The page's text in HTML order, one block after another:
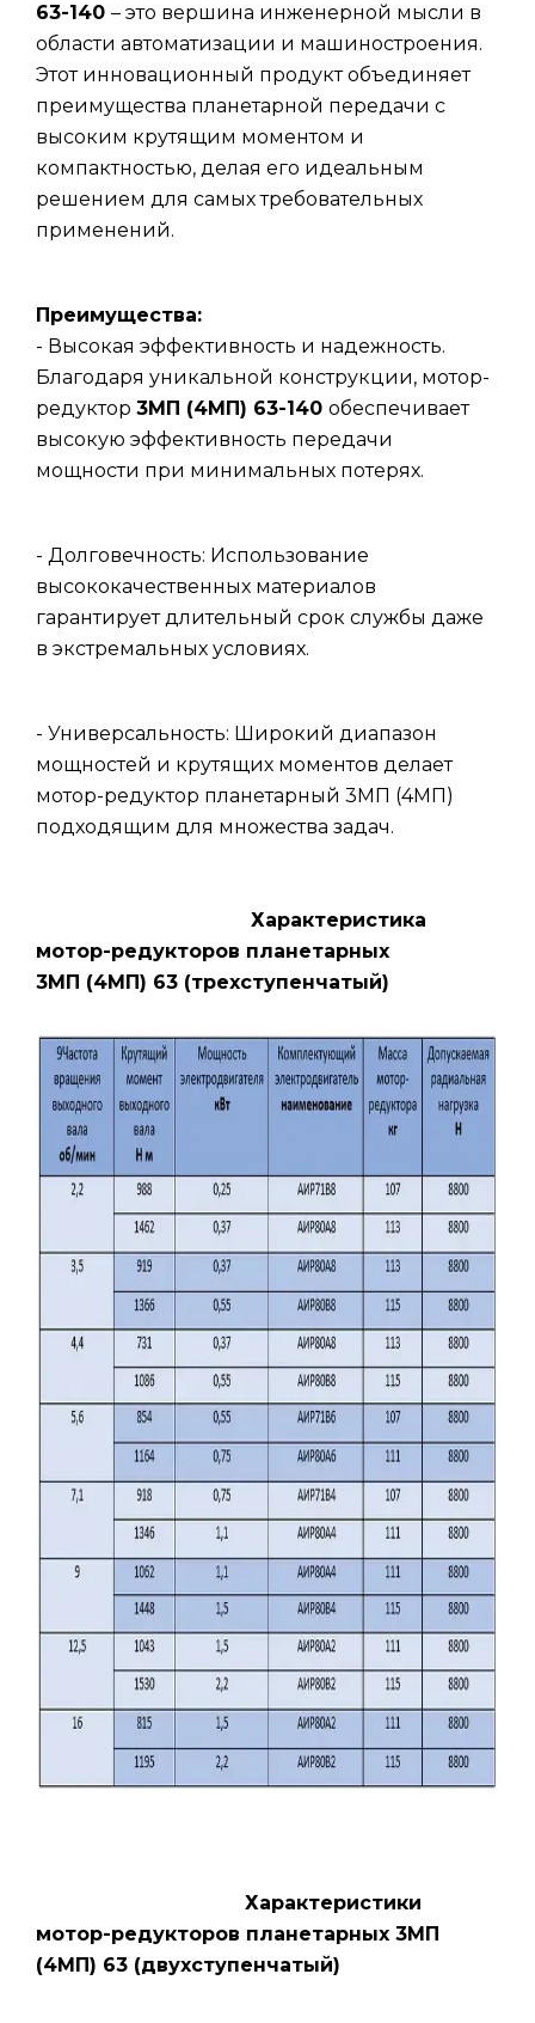
63-140 – это вершина инженерной мысли в
области автоматизации и машиностроения.
Этот инновационный продукт объединяет
преимущества планетарной передачи с
высоким крутящим моментом и
компактностью, делая его идеальным
решением для самых требовательных
применений.
Преимущества:
- Высокая эффективность и надежность.
Благодаря уникальной конструкции, мотор-
редуктор 3МП (4МП) 63-140 обеспечивает
высокую эффективность передачи
мощности при минимальных потерях.
- Долговечность: Использование
высококачественных материалов
гарантирует длительный срок службы даже
в экстремальных условиях.
- Универсальность: Широкий диапазон
мощностей и крутящих моментов делает
мотор-редуктор планетарный 3МП (4МП)
подходящим для множества задач.
Характеристика
мотор-редукторов планетарных
3МП (4МП) 63 (трехступенчатый)
Характеристики
мотор-редукторов планетарных 3МП
(4МП) 63 (двухступенчатый)